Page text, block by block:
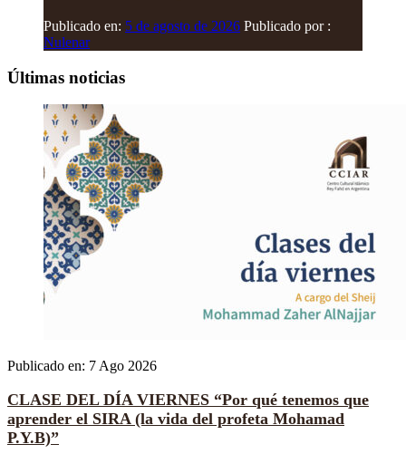
Publicado en: 5 de agosto de 2026 Publicado por :
Nulenar
Últimas noticias
Publicado en: 7 Ago 2026
CLASE DEL DÍA VIERNES “Por qué tenemos que
aprender el SIRA (la vida del profeta Mohamad
P.Y.B)”